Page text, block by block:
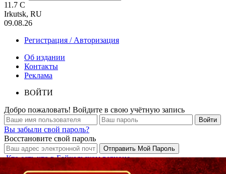
11.7 C
Irkutsk, RU
09.08.26
Регистрация / Авторизация
Об издании
Контакты
Реклама
ВОЙТИ
Добро пожаловать! Войдите в свою учётную запись
Вы забыли свой пароль?
Восстановите свой пароль
Кто есть кто в Байкальском регионе